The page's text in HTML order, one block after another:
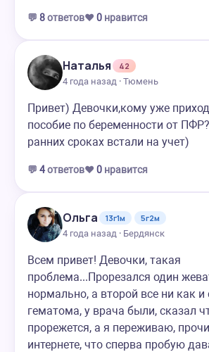
💬 8ответов❤️ 0 нравится
Наталья
42
4 года назад · Тюмень
Привет) Девочки,кому уже
пособие по беременности от
ранних сроках встали на учет)
💬 4ответов❤️ 0 нравится
Ольга 13г1м
5г2м
4 года назад · Бердянск
Всем привет! Девочки, такая
проблема...Прорезался один
нормально, а второй все ни как и
гематома, у врача были, сказал
прорежется, а я переживаю,
интернете, что сперва пробую